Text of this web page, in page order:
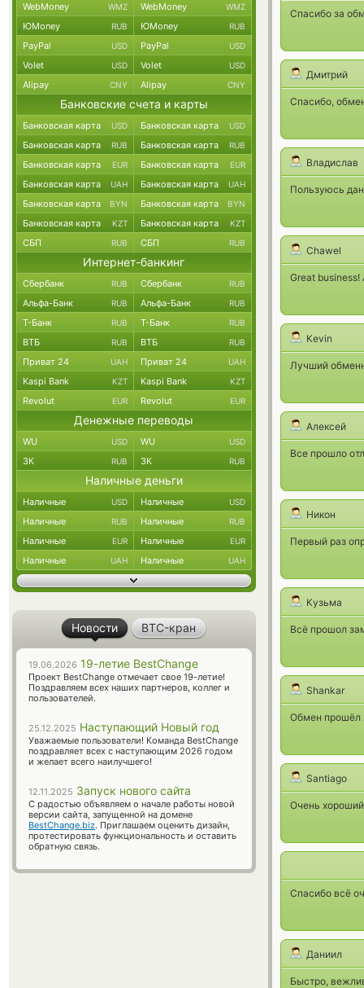
Спасибо за
Дмитрий
Спасибо,
Владислав
Пользуюсь
Chawel
Great
Kevin
Лучший
Алексей
Все прошло
Никон
Первый раз
Кузьма
Всё прошол
Shankar
Обмен прошёл
Santiago
Очень
Mateo
Спасибо всё
Даниил
Быстро,
WebMoney WMZ WebMoney WMZ
ЮMoney RUB ЮMoney RUB
PayPal USD PayPal USD
Volet USD Volet USD
Alipay CNY Alipay CNY
Банковские счета и карты
Банковская карта USD Банковская карта USD
Банковская карта RUB Банковская карта RUB
Банковская карта EUR Банковская карта EUR
Банковская карта UAH Банковская карта UAH
Банковская карта BYN Банковская карта BYN
Банковская карта KZT Банковская карта KZT
СБП RUB СБП RUB
Интернет-банкинг
Сбербанк RUB Сбербанк RUB
Альфа-Банк RUB Альфа-Банк RUB
Т-Банк RUB Т-Банк RUB
ВТБ RUB ВТБ RUB
Приват 24 UAH Приват 24 UAH
Kaspi Bank KZT Kaspi Bank KZT
Revolut EUR Revolut EUR
Денежные переводы
WU USD WU USD
ЗК RUB ЗК RUB
Наличные деньги
Наличные USD Наличные USD
Наличные RUB Наличные RUB
Наличные EUR Наличные EUR
Наличные UAH Наличные UAH
Новости BTC-кран
19.06.2026 19-летие BestChange
Проект BestChange отмечает свое 19-летие!
Поздравляем всех наших партнеров, коллег и
пользователей.
25.12.2025 Наступающий Новый год
Уважаемые пользователи! Команда BestChange
поздравляет всех с наступающим 2026 годом
и желает всего наилучшего!
12.11.2025 Запуск нового сайта
С радостью объявляем о начале работы новой
версии сайта, запущенной на домене
BestChange.biz. Приглашаем оценить дизайн,
протестировать функциональность и оставить
обратную связь.